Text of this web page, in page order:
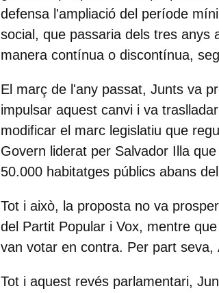
defensa l'ampliació del període
social, que passaria dels tres anys
manera contínua o discontínua,
El març de l'any passat, Junts va
impulsar aquest canvi i va
modificar el marc legislatiu que
Govern liderat per Salvador Illa
50.000 habitatges públics abans
Tot i això, la proposta no va
del Partit Popular i Vox, mentre
van votar en contra. Per part seva,
Tot i aquest revés parlamentari,